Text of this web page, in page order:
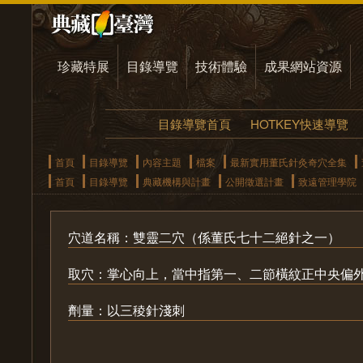
珍藏特展 目錄導覽 技術體驗 成果網站資源
目錄導覽首頁 HOTKEY快速導覽
首頁 目錄導覽 內容主題 檔案 最新實用董氏針灸奇穴全集
首頁
目錄導覽 典藏機構與計畫 公開徵選計畫 致遠管理學院
穴道名稱：雙靈二穴（係董氏七十二絕針之一）
取穴：掌心向上，當中指第一、二節橫紋正中央偏
劑量：以三稜針淺刺